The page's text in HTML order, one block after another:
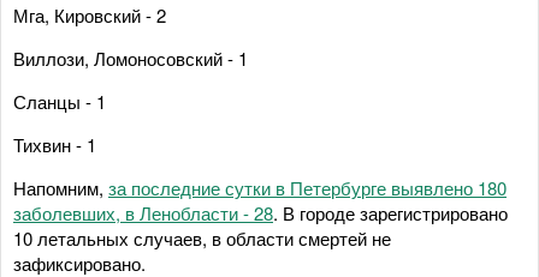
Мга, Кировский - 2
Виллози, Ломоносовский - 1
Сланцы - 1
Тихвин - 1
Напомним, за последние сутки в Петербурге выявлено 180
заболевших, в Ленобласти - 28. В городе зарегистрировано
10 летальных случаев, в области смертей не
зафиксировано.